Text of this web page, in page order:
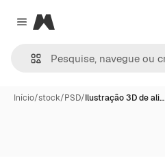
Close menu
Magnific
Início/stock/PSD/Ilustração 3D de ali…